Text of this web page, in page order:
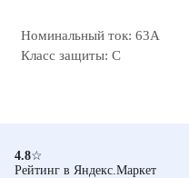
Номинальный ток: 63А
Класс защиты: C
4.8☆
Рейтинг в Яндекс.Маркет